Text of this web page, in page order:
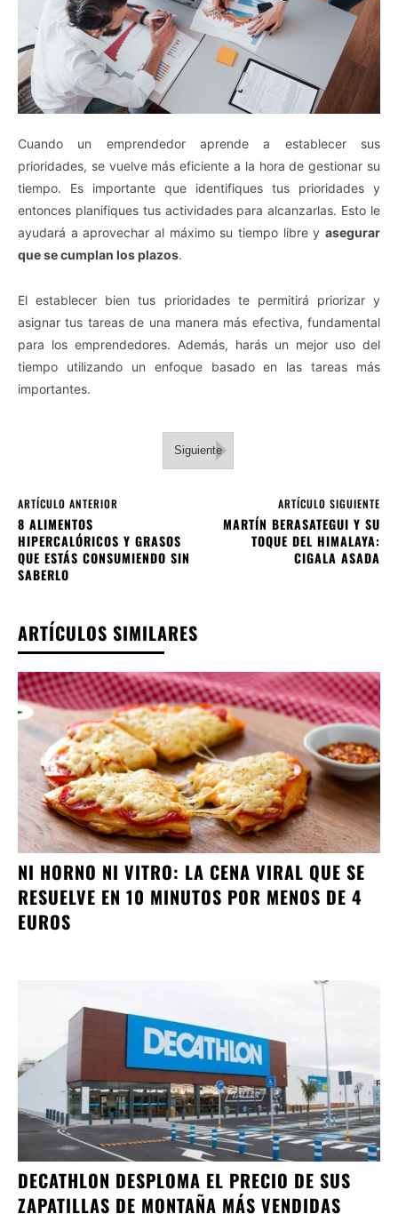
Cuando un emprendedor aprende a establecer sus
prioridades, se vuelve más eficiente a la hora de gestionar su
tiempo. Es importante que identifiques tus prioridades y
entonces planifiques tus actividades para alcanzarlas. Esto le
ayudará a aprovechar al máximo su tiempo libre y asegurar
que se cumplan los plazos.
El establecer bien tus prioridades te permitirá priorizar y
asignar tus tareas de una manera más efectiva, fundamental
para los emprendedores. Además, harás un mejor uso del
tiempo utilizando un enfoque basado en las tareas más
importantes.
Siguiente
ARTÍCULO ANTERIOR
8 ALIMENTOS
HIPERCALÓRICOS Y GRASOS
QUE ESTÁS CONSUMIENDO SIN
SABERLO
ARTÍCULO SIGUIENTE
MARTÍN BERASATEGUI Y SU
TOQUE DEL HIMALAYA:
CIGALA ASADA
ARTÍCULOS SIMILARES
NI HORNO NI VITRO: LA CENA VIRAL QUE SE
RESUELVE EN 10 MINUTOS POR MENOS DE 4
EUROS
DECATHLON DESPLOMA EL PRECIO DE SUS
ZAPATILLAS DE MONTAÑA MÁS VENDIDAS